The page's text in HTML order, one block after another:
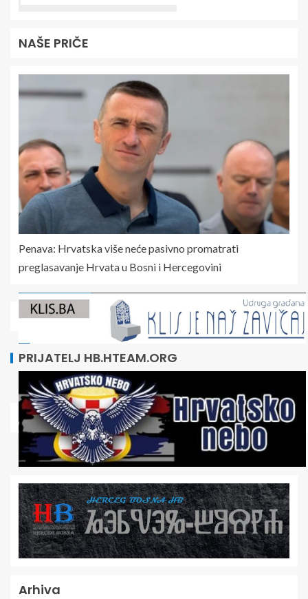
NAŠE PRIČE
Penava: Hrvatska više neće pasivno promatrati
preglasavanje Hrvata u Bosni i Hercegovini
PRIJATELJ HB.HTEAM.ORG
Arhiva